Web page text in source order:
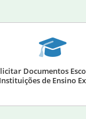
Documentos
Instituições de Ensino